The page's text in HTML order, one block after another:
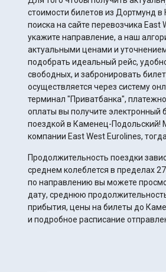
стоимости билетов из Дортмунд
поиска на сайте перевозчика East
укажите направление, а наш
актуальными ценами и уточнением скидок
подобрать идеальный рейс,
свободных, и забронировать
осуществляется через систему
терминал "Приватбанка", платежной
оплаты вы получите электронный
поездкой в Каменец-Подольский!
компании East West Eurolines,
Продолжительность поездки
среднем колеблется в пределах 27 часов 20 минут.
по направлению вы можете
дату, среднюю
прибытия, цены на билеты до
и подробное расписание